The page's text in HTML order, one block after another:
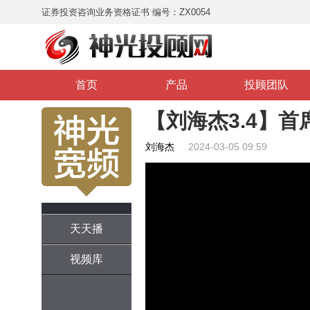
证券投资咨询业务资格证书 编号：ZX0054
首页 产品 投顾团队
天天播
视频库
【刘海杰3.4】首
刘海杰 2024-03-05 09:59